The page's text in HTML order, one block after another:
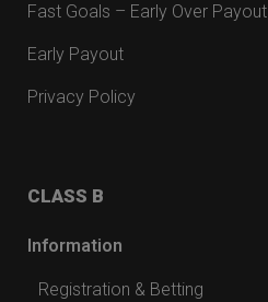
Fast Goals – Early Over Payout
Early Payout
Privacy Policy
CLASS B
Information
Registration & Betting